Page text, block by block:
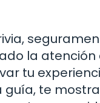
la
tu
guía, te